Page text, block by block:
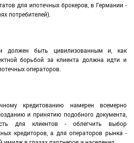
для ипотечных брокеров, в Германии -
потребителей).
должен быть цивилизованным и, как
борьбой за клиента должна идти и
операторов.
кредитованию намерен всемерно
и принятию подобного документа,
для клиентов - облегчить выбор
кредиторов, а для операторов рынка -